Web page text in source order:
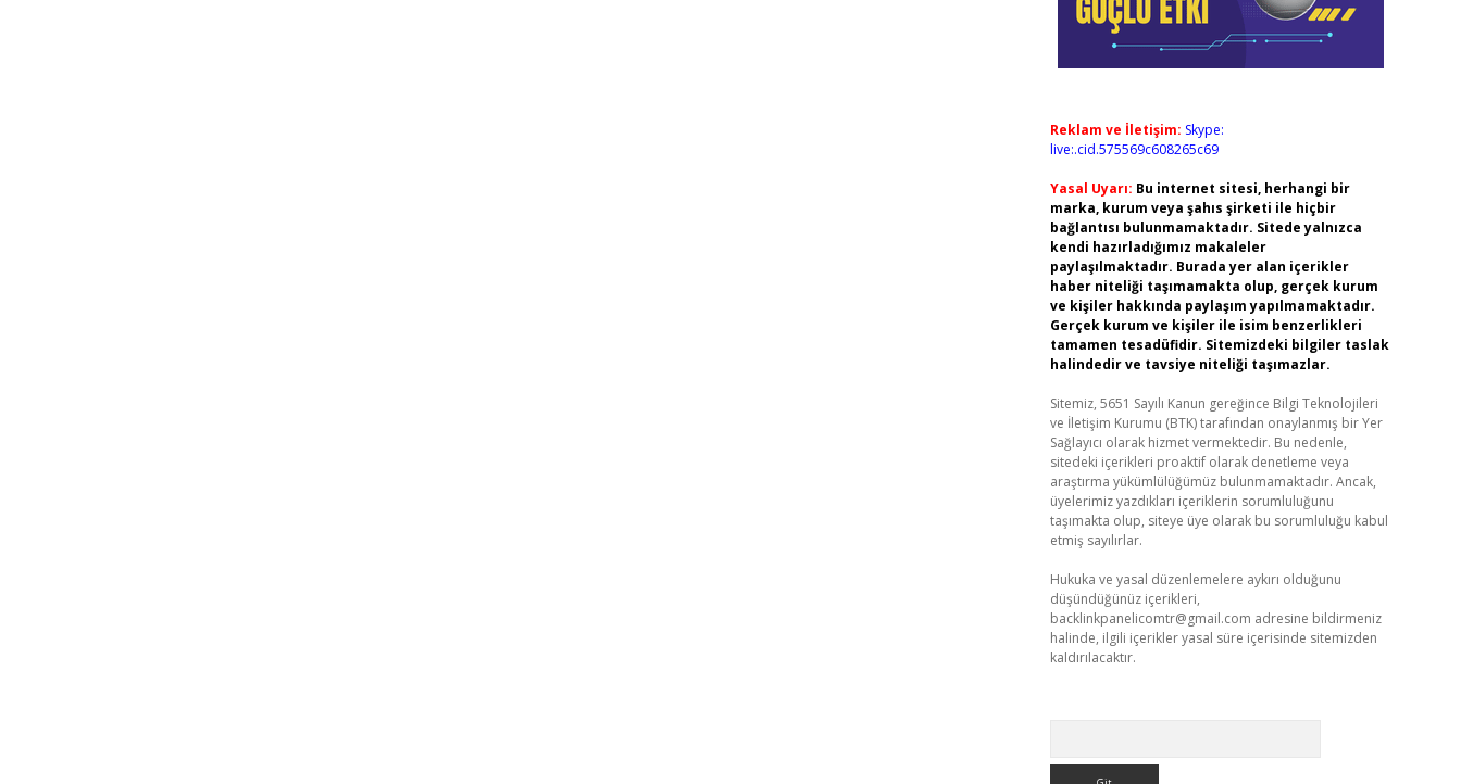
Reklam ve İletişim: Skype:
live:.cid.575569c608265c69
Yasal Uyarı: Bu internet sitesi, herhangi bir
marka, kurum veya şahıs şirketi ile hiçbir
bağlantısı bulunmamaktadır. Sitede yalnızca
kendi hazırladığımız makaleler
paylaşılmaktadır. Burada yer alan içerikler
haber niteliği taşımamakta olup, gerçek kurum
ve kişiler hakkında paylaşım yapılmamaktadır.
Gerçek kurum ve kişiler ile isim benzerlikleri
tamamen tesadüfidir. Sitemizdeki bilgiler taslak
halindedir ve tavsiye niteliği taşımazlar.
Sitemiz, 5651 Sayılı Kanun gereğince Bilgi Teknolojileri
ve İletişim Kurumu (BTK) tarafından onaylanmış bir Yer
Sağlayıcı olarak hizmet vermektedir. Bu nedenle,
sitedeki içerikleri proaktif olarak denetleme veya
araştırma yükümlülüğümüz bulunmamaktadır. Ancak,
üyelerimiz yazdıkları içeriklerin sorumluluğunu
taşımakta olup, siteye üye olarak bu sorumluluğu kabul
etmiş sayılırlar.
Hukuka ve yasal düzenlemelere aykırı olduğunu
düşündüğünüz içerikleri,
backlinkpanelicomtr@gmail.com adresine bildirmeniz
halinde, ilgili içerikler yasal süre içerisinde sitemizden
kaldırılacaktır.